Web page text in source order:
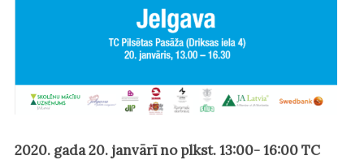
2020. gada 20. janvārī no plkst. 13:00- 16:00 TC